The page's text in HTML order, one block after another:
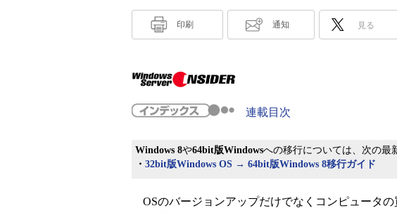
印刷 通知 見る
連載目次
Windows 8や64bit版Windowsへの移行については、次の最
・ 32bit版Windows OS → 64bit版Windows 8移行ガイド
OSのバージョンアップだけでなくコンピュータ